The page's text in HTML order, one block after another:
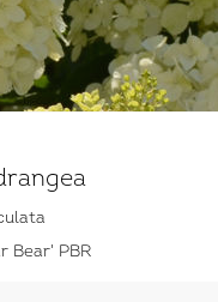
Bear' PBR